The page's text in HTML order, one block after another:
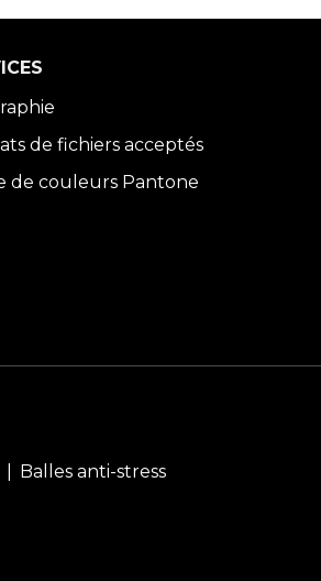
de fichiers acceptés
de couleurs Pantone
Balles anti-stress